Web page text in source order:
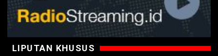
LIPUTAN KHUSUS